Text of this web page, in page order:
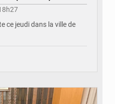
ce jeudi dans la ville de